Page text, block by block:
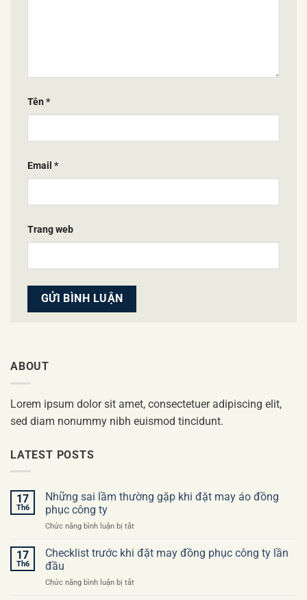
Tên *
Email *
Trang web
ABOUT
Lorem ipsum dolor sit amet, consectetuer adipiscing elit,
sed diam nonummy nibh euismod tincidunt.
LATEST POSTS
17
Th6
Những sai lầm thường gặp khi đặt may áo đồng
phục công ty
Chức năng bình luận bị tắt
sai
lầm
gặp
17
Th6
Checklist trước khi đặt may đồng phục công ty lần
đầu
Chức năng bình luận bị tắt